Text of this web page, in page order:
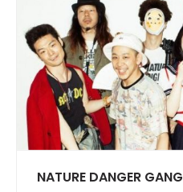
NATURE DANGER GANG